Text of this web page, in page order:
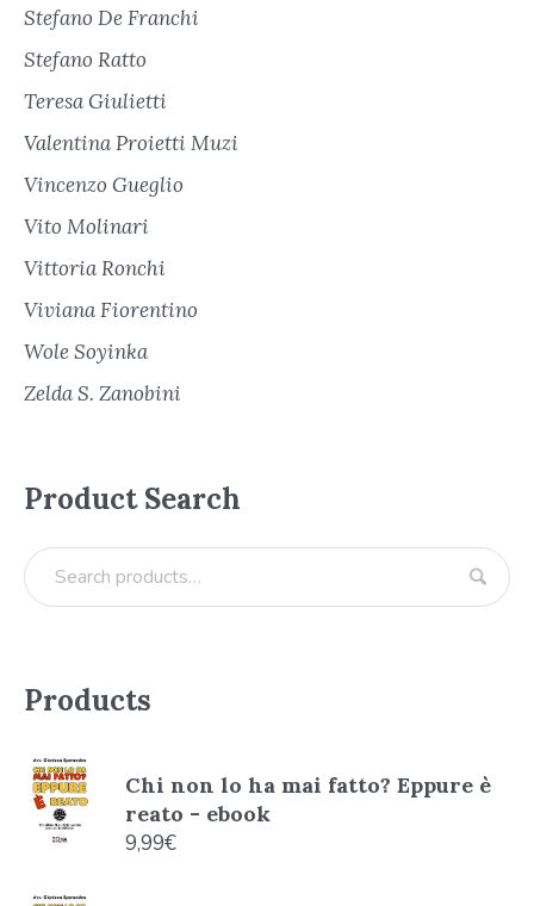
Stefano De Franchi
Stefano Ratto
Teresa Giulietti
Valentina Proietti Muzi
Vincenzo Gueglio
Vito Molinari
Vittoria Ronchi
Viviana Fiorentino
Wole Soyinka
Zelda S. Zanobini
Product Search
Products
Chi non lo ha mai fatto? Eppure è
reato - ebook
9,99€